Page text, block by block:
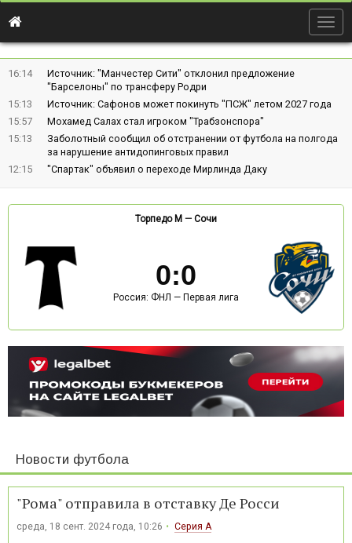
16:14
Источник: "Манчестер Сити" отклонил предложение
"Барселоны" по трансферу Родри
15:13
Источник: Сафонов может покинуть "ПСЖ" летом 2027 года
15:57
Мохамед Салах стал игроком "Трабзонспора"
15:13
Заболотный сообщил об отстранении от футбола на полгода
за нарушение антидопинговых правил
12:15
"Спартак" объявил о переходе Мирлинда Даку
Торпедо М — Сочи
0:0
Россия: ФНЛ — Первая лига
Новости футбола
"Рома" отправила в отставку Де Росси
среда, 18 сент. 2024 года, 10:26 Серия А